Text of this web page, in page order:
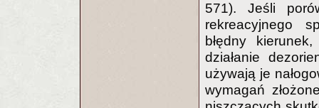
571). Jeśli
rekreacyjnego
błędny
działanie
używają je
wymagań